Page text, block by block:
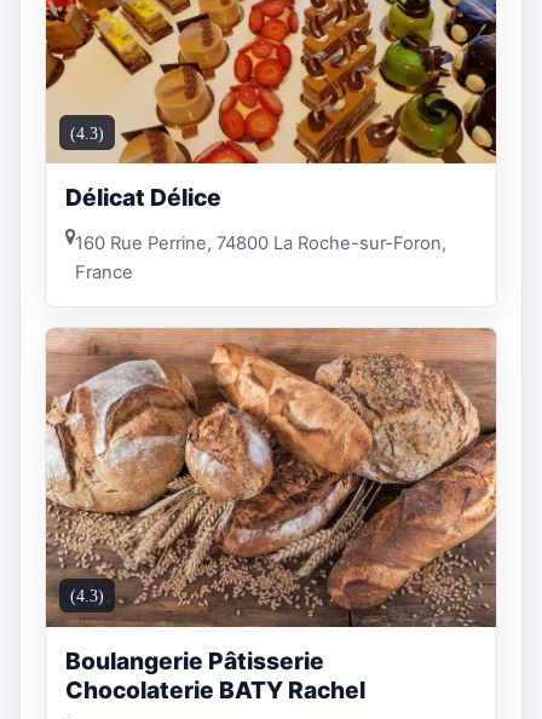
(4.3)
Délicat Délice
160 Rue Perrine, 74800 La Roche-sur-Foron,
France
(4.3)
Boulangerie Pâtisserie
Chocolaterie BATY Rachel